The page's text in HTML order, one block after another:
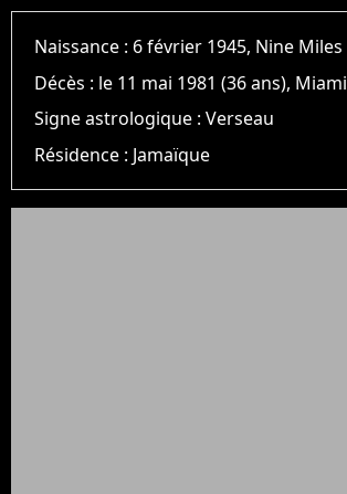
Naissance : 6 février 1945, Nine Miles
Décès : le 11 mai 1981 (36 ans), Miami
Signe astrologique :Verseau
Résidence : Jamaïque